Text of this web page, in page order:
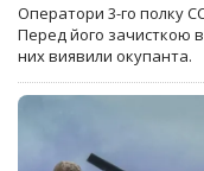
Оператори 3-го полку
Перед його зачисткою
них виявили окупанта.